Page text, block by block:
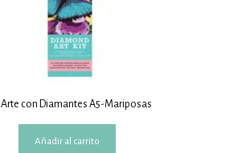
Arte con Diamantes A5-Mariposas
Añadir al carrito